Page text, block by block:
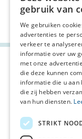
Deel deze
Inschrijven
gebruik van
We gebruiken
advertenties te
verkeer te
informatie over uw
met onze
die deze kunnen
informatie die u
die zij hebben
van hun diensten.
STRIKT